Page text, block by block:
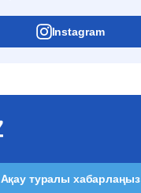
Instagram
Ақау туралы хабарлаңыз